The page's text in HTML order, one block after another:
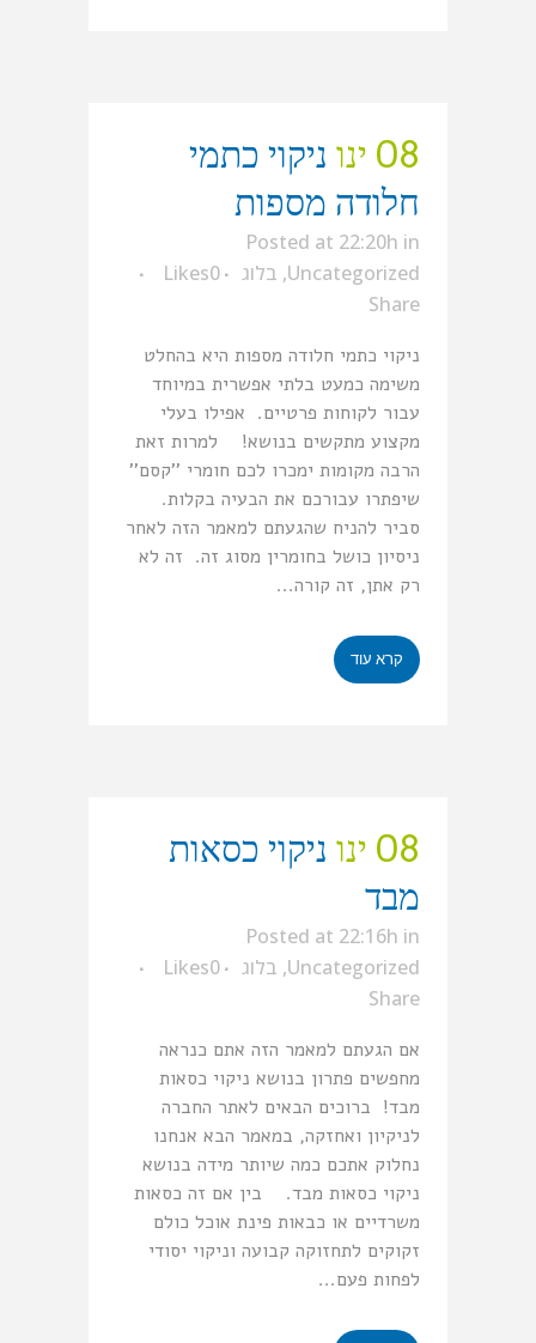
08 ינו
ניקוי כתמי
חלודה מספות
Posted at 22:20h in
Uncategorized
, בלוג 0
Likes
Share
ניקוי כתמי חלודה מספות היא בהחלט
משימה כמעט בלתי אפשרית במיוחד
עבור לקוחות פרטיים. אפילו בעלי
מקצוע מתקשים בנושא! למרות זאת
הרבה מקומות ימכרו לכם חומרי ''קסם''
שיפתרו עבורכם את הבעיה בקלות.
סביר להניח שהגעתם למאמר הזה לאחר
ניסיון כושל בחומרין מסוג זה. זה לא
רק אתן, זה קורה...
קרא עוד
08 ינו
ניקוי כסאות
מבד
Posted at 22:16h in
Uncategorized
, בלוג 0
Likes
Share
אם הגעתם למאמר הזה אתם כנראה
מחפשים פתרון בנושא ניקוי כסאות
מבד! ברוכים הבאים לאתר החברה
לניקיון ואחזקה, במאמר הבא אנחנו
נחלוק אתכם כמה שיותר מידה בנושא
ניקוי כסאות מבד. בין אם זה כסאות
משרדיים או כבאות פינת אוכל כולם
זקוקים לתחזוקה קבועה וניקוי יסודי
לפחות פעם...